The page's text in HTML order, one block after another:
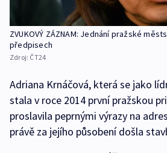
ZVUKOVÝ ZÁZNAM: Jednání pražské
předpisech
Zdroj: ČT24
Adriana Krnáčová, která se jako
stala v roce 2014 první pražskou
proslavila peprnými výrazy na
právě za jejího působení došla